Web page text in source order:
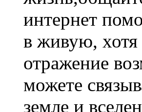
интернет
в живую, хотя
отражение
можете
земле и